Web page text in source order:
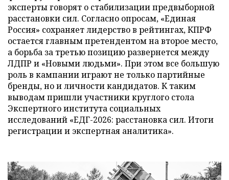
эксперты говорят о стабилизации предвыборной
расстановки сил. Согласно опросам, «Единая
Россия» сохраняет лидерство в рейтингах, КПРФ
остается главным претендентом на второе место,
а борьба за третью позицию развернется между
ЛДПР и «Новыми людьми». При этом все большую
роль в кампании играют не только партийные
бренды, но и личности кандидатов. К таким
выводам пришли участники круглого стола
Экспертного института социальных
исследований «ЕДГ-2026: расстановка сил. Итоги
регистрации и экспертная аналитика».